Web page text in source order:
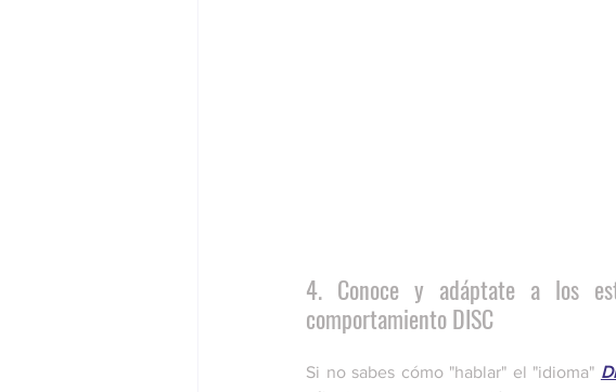
4. Conoce y adáptate a los
comportamiento DISC
Si no sabes cómo "hablar" el "idioma"